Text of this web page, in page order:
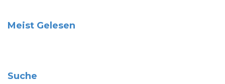
Meist Gelesen
Suche